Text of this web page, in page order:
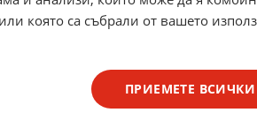
която са събрали от вашето
ПРИЕМЕТЕ ВСИЧКИ